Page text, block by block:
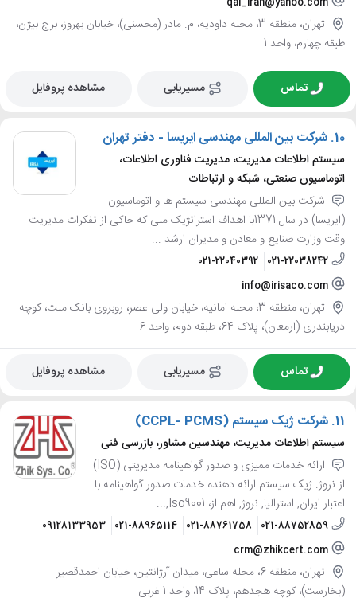
تهران، منطقه 3، محله داودیه، م. مادر (محسنی)، خیابان بهروز، برج بیژن،
طبقه چهارم، واحد 1
تماس مسیریابی مشاهده پروفایل
10. شرکت بین المللی مهندسی ایریسا - دفتر تهران
سیستم اطلاعات مدیریت، مدیریت فناوری اطلاعات،
اتوماسیون صنعتی، شبکه و ارتباطات
شرکت بین المللی مهندسی سیستم ها و اتوماسیون
(ایریسا) در سال 1371با اهداف استراتژیک ملی که حاکی از تفکرات مدیریت
وقت وزارت صنایع و معادن و مدیران ارشد ...
021-22038242
021-22040392
info@irisaco.com
تهران، منطقه 3، محله امانیه، خیابان ولی عصر، روبروی بانک ملت، کوچه
دریابندری (ارمغان)، پلاک 64، طبقه دوم، واحد 6
تماس مسیریابی مشاهده پروفایل
11. شرکت ژیک سیستم (CCPL- PCMS)
سیستم اطلاعات مدیریت، مهندسین مشاور، بازرسی فنی
ارائه خدمات ممیزی و صدور گواهینامه مدیریتی (ISO)
از نروژ. ژیک سیستم ارائه دهنده خدمات صدور گواهینامه با
اعتبار ایران, استرالیا, نروژ, اهم از، Iso9001,...
021-88752859
021-88761758
021-88965114
09128133953
crm@zhikcert.com
تهران، منطقه 6، محله ساعی، میدان آرژانتین، خیابان احمدقصیر
(بخارست)، کوچه هجدهم، پلاک 14، واحد 1 غربی